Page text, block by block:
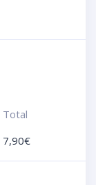
Total
7,90€